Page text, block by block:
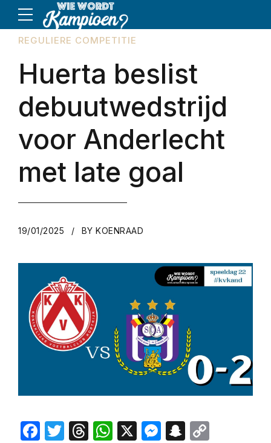
REGULIERE COMPETITIE
Huerta beslist
debuutwedstrijd
voor Anderlecht
met late goal
19/01/2025 BY KOENRAAD
Facebook
Twitter
Threads
WhatsApp
X Messenger
Snapchat